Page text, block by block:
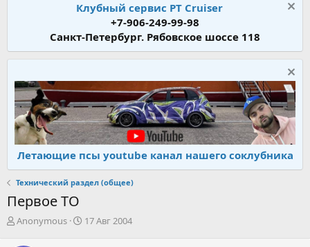
Клубный сервис PT Cruiser
+7-906-249-99-98
Санкт-Петербург. Рябовское шоссе 118
Летающие псы youtube канал нашего соклубника
Технический раздел (общее)
Первое ТО
А
Anonymous
Д
17 Авг 2004